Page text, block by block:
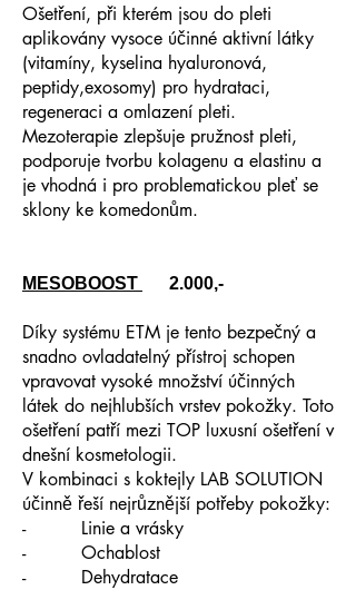
Ošetření, při kterém jsou do pleti
aplikovány vysoce účinné aktivní látky
(vitamíny, kyselina hyaluronová,
peptidy,exosomy) pro hydrataci,
regeneraci a omlazení pleti.
Mezoterapie zlepšuje pružnost pleti,
podporuje tvorbu kolagenu a elastinu a
je vhodná i pro problematickou pleť se
sklony ke komedonům.
MESOBOOST 2.000,-
Díky systému ETM je tento bezpečný a
snadno ovladatelný přístroj schopen
vpravovat vysoké množství účinných
látek do nejhlubších vrstev pokožky. Toto
ošetření patří mezi TOP luxusní ošetření v
dnešní kosmetologii.
V kombinaci s koktejly LAB SOLUTION
účinně řeší nejrůznější potřeby pokožky:
- Linie a vrásky
- Ochablost
- Dehydratace